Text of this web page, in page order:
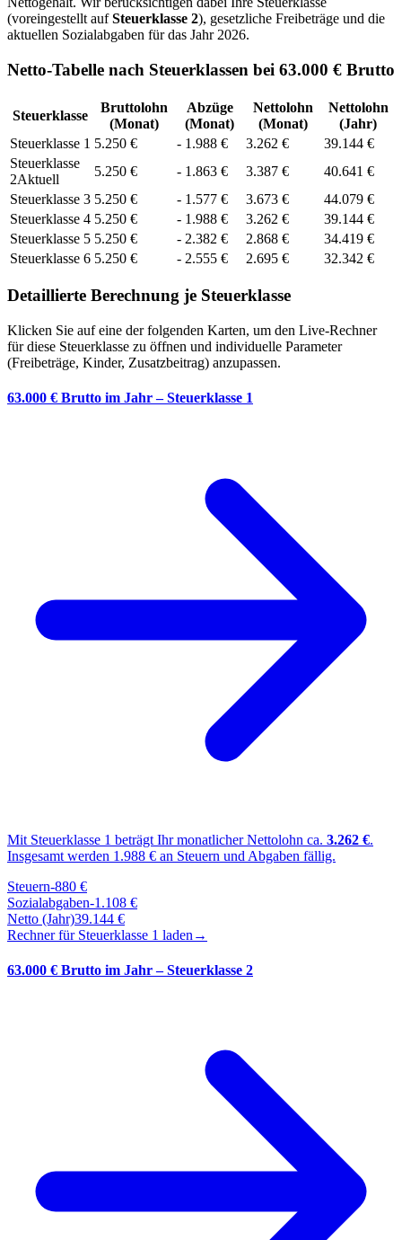
(voreingestellt aufSteuerklasse 2), gesetzliche Freibeträge und die
aktuellen Sozialabgaben für das Jahr 2026.
Netto-Tabelle nach Steuerklassen bei 63.000 € Brutto
Steuerklasse
Bruttolohn
(Monat)
Abzüge
(Monat)
Nettolohn
(Monat)
Nettolohn
(Jahr)
Steuerklasse 1 5.250 € - 1.988 € 3.262 € 39.144 €
Steuerklasse
2Aktuell
5.250 € - 1.863 € 3.387 € 40.641 €
Steuerklasse 3 5.250 € - 1.577 € 3.673 € 44.079 €
Steuerklasse 4 5.250 € - 1.988 € 3.262 € 39.144 €
Steuerklasse 5 5.250 € - 2.382 € 2.868 € 34.419 €
Steuerklasse 6 5.250 € - 2.555 € 2.695 € 32.342 €
Detaillierte Berechnung je Steuerklasse
Klicken Sie auf eine der folgenden Karten, um den Live-Rechner
für diese Steuerklasse zu öffnen und individuelle Parameter
(Freibeträge, Kinder, Zusatzbeitrag) anzupassen.
63.000 € Brutto im Jahr – Steuerklasse 1
Mit Steuerklasse 1 beträgt Ihr monatlicher Nettolohn ca. 3.262 €.
Insgesamt werden 1.988 € an Steuern und Abgaben fällig.
Steuern-880 €
Sozialabgaben-1.108 €
Netto (Jahr)39.144 €
Rechner für Steuerklasse 1 laden →
63.000 € Brutto im Jahr – Steuerklasse 2